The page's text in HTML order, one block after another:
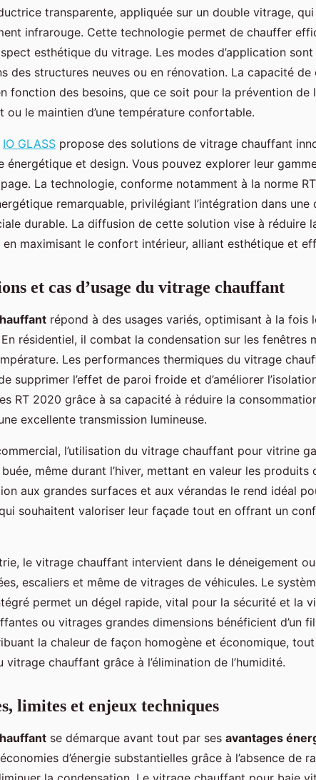
transparente, appliquée sur un double vitrage,
infrarouge. Cette technologie permet de chauffer
esthétique du vitrage. Les modes d’application
des structures neuves ou en rénovation. La capacité de
fonction des besoins, que ce soit pour la prévention de
ou le maintien d’une température confortable.
IO GLASS propose des solutions de vitrage chauffant
énergétique et design. Vous pouvez explorer leur
La technologie, conforme notamment à la norme
remarquable, privilégiant l’intégration dans une
durable. La diffusion de cette solution vise à réduire
maximisant le confort intérieur, alliant esthétique et
et cas d’usage du vitrage chauffant
répond à des usages variés, optimisant à la fois
En résidentiel, il combat la condensation sur les fenêtres
Les performances thermiques du vitrage
supprimer l’effet de paroi froide et d’améliorer
RT 2020 grâce à sa capacité à réduire la
excellente transmission lumineuse.
l’utilisation du vitrage chauffant pour vitrine
même durant l’hiver, mettant en valeur les produits
aux grandes surfaces et aux vérandas le rend idéal
souhaitent valoriser leur façade tout en offrant un
le vitrage chauffant intervient dans le déneigement
escaliers et même de vitrages de véhicules. Le
permet un dégel rapide, vital pour la sécurité et la
ou vitrages grandes dimensions bénéficient d’un
la chaleur de façon homogène et économique,
vitrage chauffant grâce à l’élimination de l’humidité.
limites et enjeux techniques
se démarque avant tout par ses avantages
d’énergie substantielles grâce à l’absence de